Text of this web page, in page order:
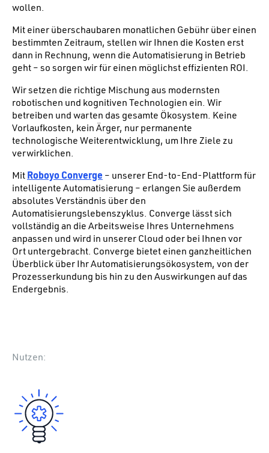
wollen.
Mit einer überschaubaren monatlichen Gebühr über einen
bestimmten Zeitraum, stellen wir Ihnen die Kosten erst
dann in Rechnung, wenn die Automatisierung in Betrieb
geht – so sorgen wir für einen möglichst effizienten ROI.
Wir setzen die richtige Mischung aus modernsten
robotischen und kognitiven Technologien ein. Wir
betreiben und warten das gesamte Ökosystem. Keine
Vorlaufkosten, kein Ärger, nur permanente
technologische Weiterentwicklung, um Ihre Ziele zu
verwirklichen.
MitRoboyo Converge– unserer End-to-End-Plattform für
intelligente Automatisierung – erlangen Sie außerdem
absolutes Verständnis über den
Automatisierungslebenszyklus. Converge lässt sich
vollständig an die Arbeitsweise Ihres Unternehmens
anpassen und wird in unserer Cloud oder bei Ihnen vor
Ort untergebracht. Converge bietet einen ganzheitlichen
Überblick über Ihr Automatisierungsökosystem, von der
Prozesserkundung bis hin zu den Auswirkungen auf das
Endergebnis.
Nutzen: